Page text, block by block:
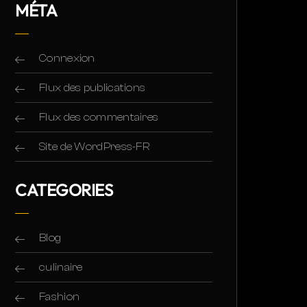
MÉTA
Connexion
Flux des publications
Flux des commentaires
Site de WordPress-FR
CATEGORIES
Blog
culinaire
Fashion